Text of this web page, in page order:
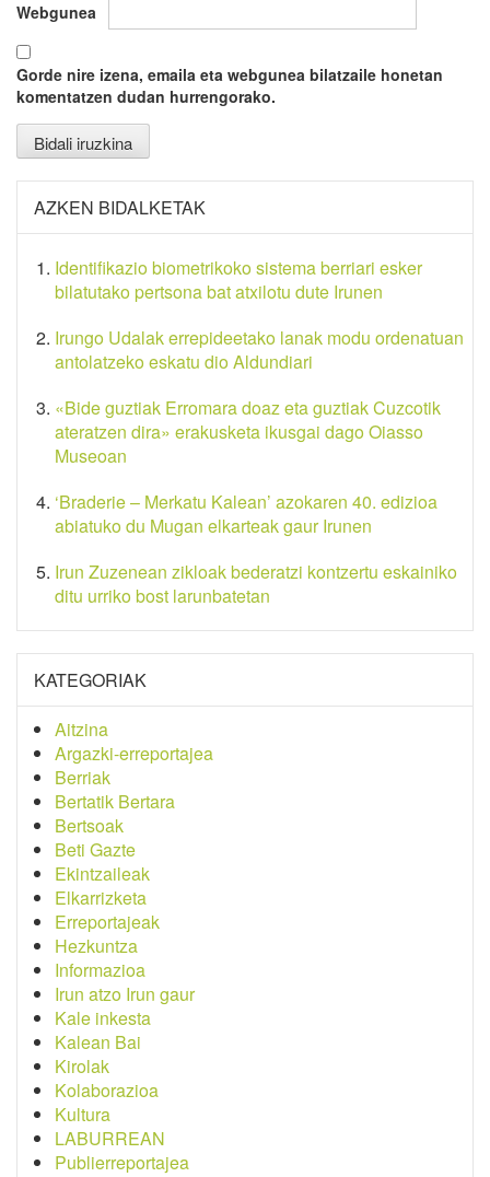
Webgunea
Gorde nire izena, emaila eta webgunea bilatzaile honetan
komentatzen dudan hurrengorako.
AZKEN BIDALKETAK
Identifikazio biometrikoko sistema berriari esker
bilatutako pertsona bat atxilotu dute Irunen
Irungo Udalak errepideetako lanak modu ordenatuan
antolatzeko eskatu dio Aldundiari
«Bide guztiak Erromara doaz eta guztiak Cuzcotik
ateratzen dira» erakusketa ikusgai dago Oiasso
Museoan
‘Braderie – Merkatu Kalean’ azokaren 40. edizioa
abiatuko du Mugan elkarteak gaur Irunen
Irun Zuzenean zikloak bederatzi kontzertu eskainiko
ditu urriko bost larunbatetan
KATEGORIAK
Aitzina
Argazki-erreportajea
Berriak
Bertatik Bertara
Bertsoak
Beti Gazte
Ekintzaileak
Elkarrizketa
Erreportajeak
Hezkuntza
Informazioa
Irun atzo Irun gaur
Kale inkesta
Kalean Bai
Kirolak
Kolaborazioa
Kultura
LABURREAN
Publierreportajea